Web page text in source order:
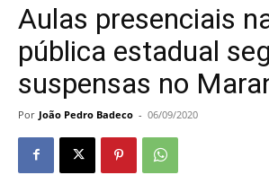
Aulas presenciais
pública estadual
suspensas no
Por João Pedro Badeco - 06/09/2020